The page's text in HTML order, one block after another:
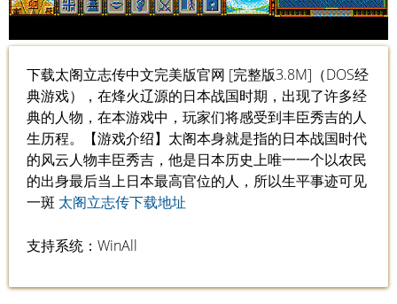
下载太阁立志传中文完美版官网 [完整版3.8M]（DOS经
典游戏），在烽火辽源的日本战国时期，出现了许多经
典的人物，在本游戏中，玩家们将感受到丰臣秀吉的人
生历程。【游戏介绍】太阁本身就是指的日本战国时代
的风云人物丰臣秀吉，他是日本历史上唯一一个以农民
的出身最后当上日本最高官位的人，所以生平事迹可见
一斑 太阁立志传下载地址
支持系统：WinAll